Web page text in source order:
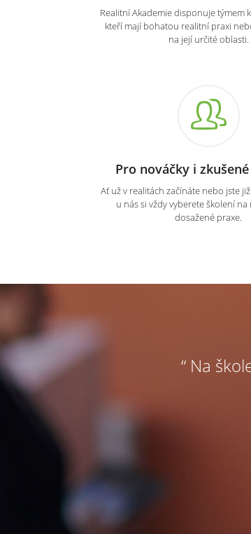
Realitní Akademie disponuje týmem
kteří mají bohatou realitní praxi
na její určité oblasti.
Pro nováčky i
Ať už v realitách začínáte nebo jste
u nás si vždy vyberete školení
dosažené praxe.
“ Na